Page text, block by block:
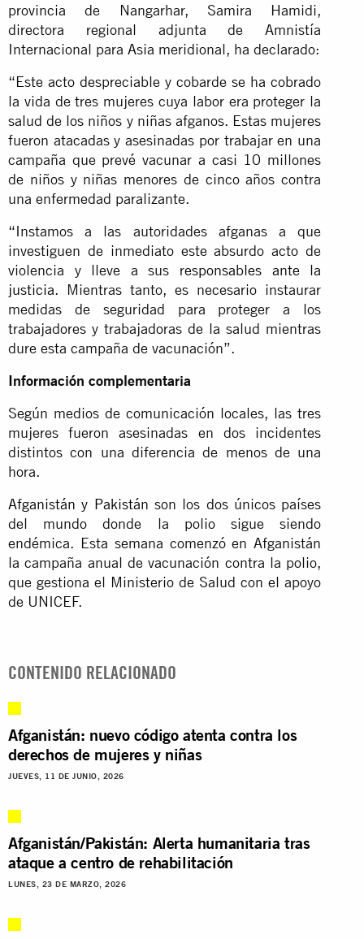
provincia de Nangarhar, Samira Hamidi,
directora regional adjunta de Amnistía
Internacional para Asia meridional, ha declarado:
“Este acto despreciable y cobarde se ha cobrado
la vida de tres mujeres cuya labor era proteger la
salud de los niños y niñas afganos. Estas mujeres
fueron atacadas y asesinadas por trabajar en una
campaña que prevé vacunar a casi 10 millones
de niños y niñas menores de cinco años contra
una enfermedad paralizante.
“Instamos a las autoridades afganas a que
investiguen de inmediato este absurdo acto de
violencia y lleve a sus responsables ante la
justicia. Mientras tanto, es necesario instaurar
medidas de seguridad para proteger a los
trabajadores y trabajadoras de la salud mientras
dure esta campaña de vacunación”.
Información complementaria
Según medios de comunicación locales, las tres
mujeres fueron asesinadas en dos incidentes
distintos con una diferencia de menos de una
hora.
Afganistán y Pakistán son los dos únicos países
del mundo donde la polio sigue siendo
endémica. Esta semana comenzó en Afganistán
la campaña anual de vacunación contra la polio,
que gestiona el Ministerio de Salud con el apoyo
de UNICEF.
CONTENIDO RELACIONADO
Afganistán: nuevo código atenta contra los
derechos de mujeres y niñas
JUEVES, 11 DE JUNIO, 2026
Afganistán/Pakistán: Alerta humanitaria tras
ataque a centro de rehabilitación
LUNES, 23 DE MARZO, 2026